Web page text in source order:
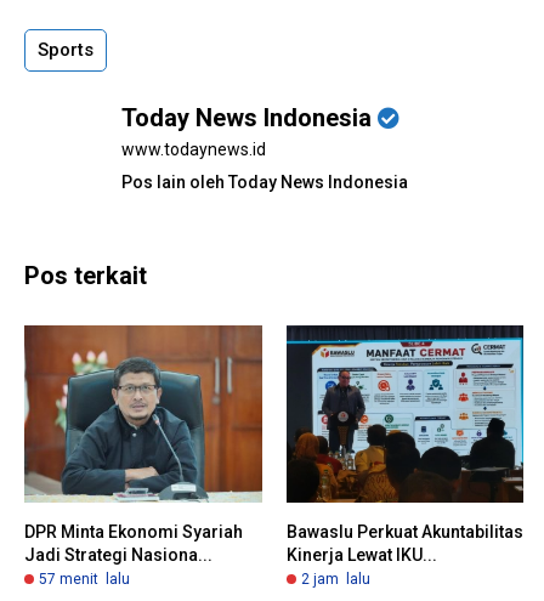
Sports
Today News Indonesia
www.todaynews.id
Pos lain oleh Today News Indonesia
Pos terkait
DPR Minta Ekonomi Syariah
Jadi Strategi Nasiona...
57 menit lalu
Bawaslu Perkuat Akuntabilitas
Kinerja Lewat IKU...
2 jam lalu